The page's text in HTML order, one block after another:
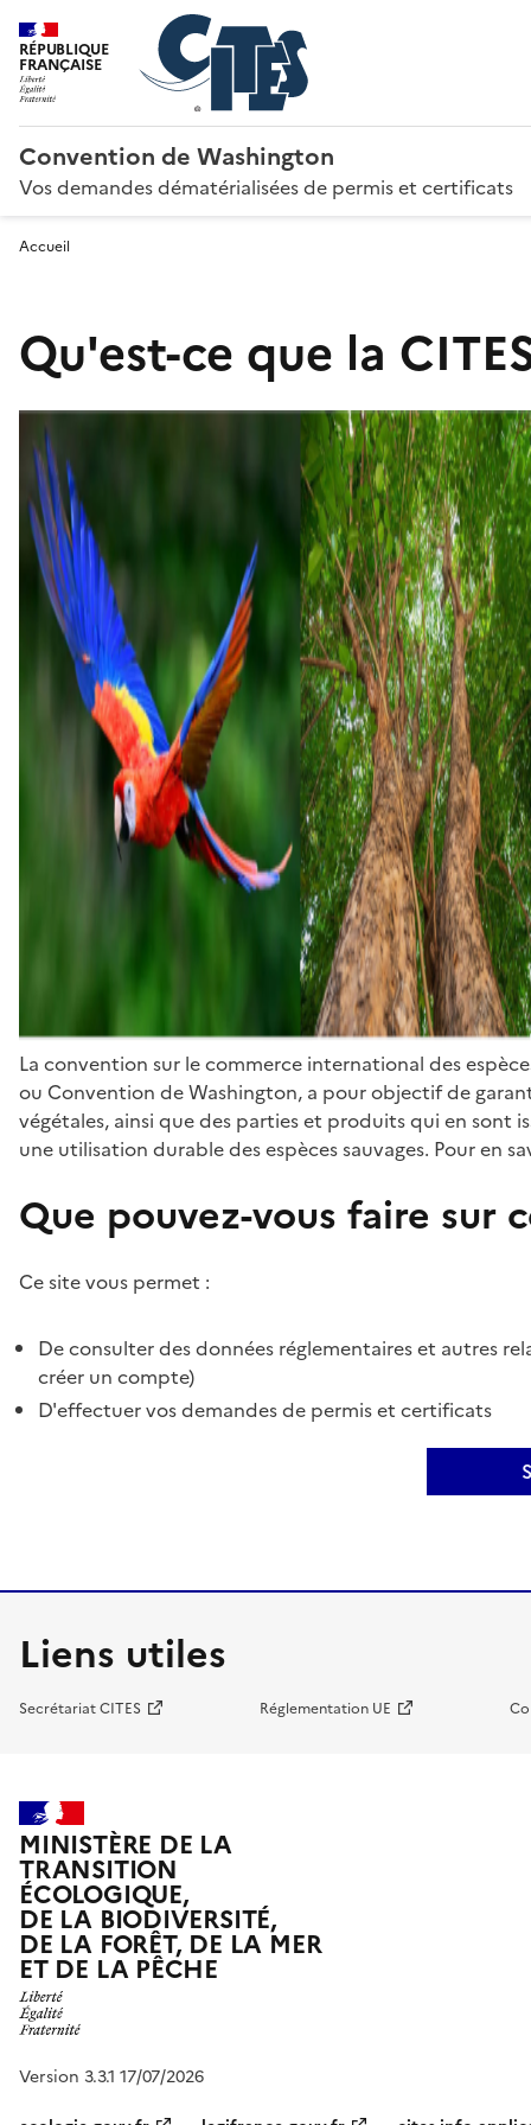
RÉPUBLIQUE
FRANÇAISE
Convention de Washington
Vos demandes dématérialisées de permis et certificats
Accueil
Qu'est-ce que la
La convention sur le commerce international des
ou Convention de Washington, a pour objectif de
végétales, ainsi que des parties et produits qui en sont
une utilisation durable des espèces sauvages. Pour en
Que pouvez-vous faire sur
Ce site vous permet :
De consulter des données réglementaires et autres
créer un compte)
D'effectuer vos demandes de permis et certificats
Liens utiles
Secrétariat CITES Réglementation UE
MINISTÈRE DE LA
TRANSITION
ÉCOLOGIQUE,
DE LA BIODIVERSITÉ,
DE LA FORÊT, DE LA MER
ET DE LA PÊCHE
Version 3.3.1 17/07/2026